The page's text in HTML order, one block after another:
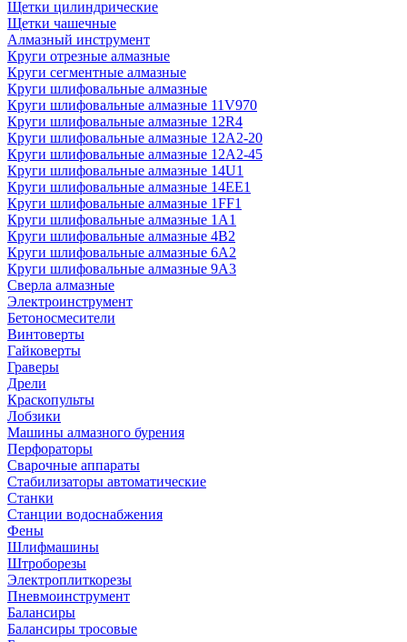
Щетки цилиндрические
Щетки чашечные
Алмазный инструмент
Круги отрезные алмазные
Круги сегментные алмазные
Круги шлифовальные алмазные
Круги шлифовальные алмазные 11V970
Круги шлифовальные алмазные 12R4
Круги шлифовальные алмазные 12А2-20
Круги шлифовальные алмазные 12А2-45
Круги шлифовальные алмазные 14U1
Круги шлифовальные алмазные 14ЕЕ1
Круги шлифовальные алмазные 1FF1
Круги шлифовальные алмазные 1А1
Круги шлифовальные алмазные 4В2
Круги шлифовальные алмазные 6A2
Круги шлифовальные алмазные 9А3
Сверла алмазные
Электроинструмент
Бетоносмесители
Винтоверты
Гайковерты
Граверы
Дрели
Краскопульты
Лобзики
Машины алмазного бурения
Перфораторы
Сварочные аппараты
Стабилизаторы автоматические
Станки
Станции водоснабжения
Фены
Шлифмашины
Штроборезы
Электроплиткорезы
Пневмоинструмент
Балансиры
Балансиры тросовые